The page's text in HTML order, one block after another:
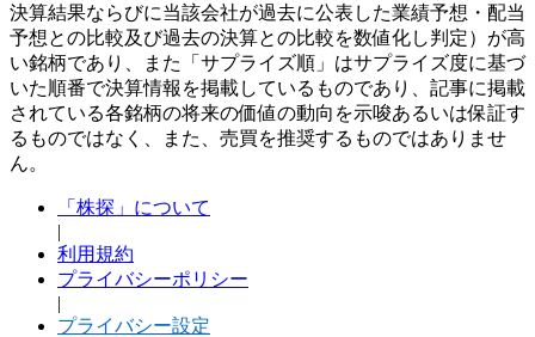
決算結果ならびに当該会社が過去に公表した業績予想・配当
予想との比較及び過去の決算との比較を数値化し判定）が高
い銘柄であり、また「サプライズ順」はサプライズ度に基づ
いた順番で決算情報を掲載しているものであり、記事に掲載
されている各銘柄の将来の価値の動向を示唆あるいは保証す
るものではなく、また、売買を推奨するものではありませ
ん。
「株探」について
|
利用規約
プライバシーポリシー
|
プライバシー設定